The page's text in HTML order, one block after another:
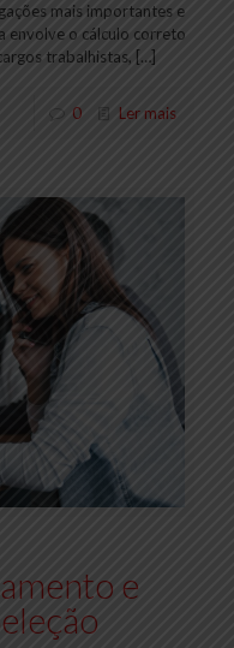
mais importantes e
envolve o cálculo correto
trabalhistas, […]
0 Ler mais
e